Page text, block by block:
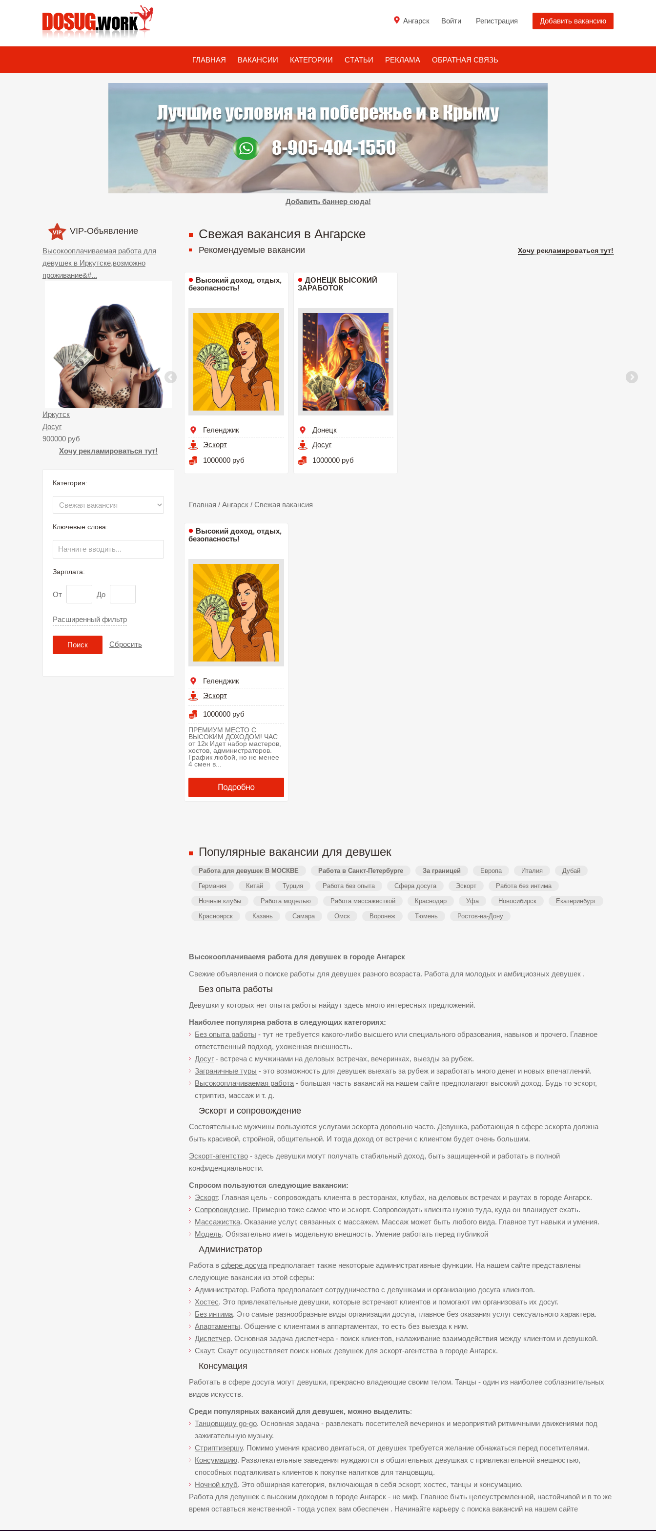
Добавить вакансию
Регистрация
Ангарск Войти
ГЛАВНАЯ ВАКАНСИИ КАТЕГОРИИ СТАТЬИ РЕКЛАМА ОБРАТНАЯ СВЯЗЬ
Добавить баннер сюда!
VIP-Объявление
Высокооплачиваемая работа для
девушек в Иркутске,возможно
проживание&#...
Иркутск
Досуг
900000 руб
Хочу рекламироваться тут!
Категория:
Ключевые слова:
Зарплата:
От До
Расширенный фильтр
Поиск Сбросить
Свежая вакансия в Ангарске
Рекомендуемые вакансии Хочу рекламироваться тут!
Высокий доход, отдых,
безопасность!
Геленджик
Эскорт
1000000 руб
ДОНЕЦК ВЫСОКИЙ
ЗАРАБОТОК
Донецк
Досуг
1000000 руб
Главная / Ангарск / Свежая вакансия
Высокий доход, отдых,
безопасность!
Геленджик
Эскорт
1000000 руб
ПРЕМИУМ МЕСТО С
ВЫСОКИМ ДОХОДОМ! ЧАС
от 12к Идет набор мастеров,
хостов, администраторов.
График любой, но не менее
4 смен в...
Популярные вакансии для девушек
Работа для девушек В МОСКВЕ Работа в Санкт-Петербурге За границей Европа Италия Дубай
Германия Китай Турция Работа без опыта Сфера досуга Эскорт Работа без интима
Ночные клубы Работа моделью Работа массажисткой Краснодар Уфа Новосибирск Екатеринбург
Красноярск Казань Самара Омск Воронеж Тюмень Ростов-на-Дону
Высокооплачиваемя работа для девушек в городе Ангарск
Свежие объявления о поиске работы для девушек разного возраста. Работа для молодых и амбициозных девушек .
Без опыта работы
Девушки у которых нет опыта работы найдут здесь много интересных предложений.
Наиболее популярна работа в следующих категориях:
Без опыта работы - тут не требуется какого-либо высшего или специального образования, навыков и прочего. Главное
ответственный подход, ухоженная внешность.
Досуг - встреча с мучжинами на деловых встречах, вечеринках, выезды за рубеж.
Заграничные туры - это возможность для девушек выехать за рубеж и заработать много денег и новых впечатлений.
Высокооплачиваемая работа - большая часть вакансий на нашем сайте предполагают высокий доход. Будь то эскорт,
стриптиз, массаж и т. д.
Эскорт и сопровождение
Состоятельные мужчины пользуются услугами эскорта довольно часто. Девушка, работающая в сфере эскорта должна
быть красивой, стройной, общительной. И тогда доход от встречи с клиентом будет очень большим.
Эскорт-агентство - здесь девушки могут получать стабильный доход, быть защищенной и работать в полной
конфиденциальности.
Спросом пользуются следующие вакансии:
Эскорт. Главная цель - сопровождать клиента в ресторанах, клубах, на деловых встречах и раутах в городе Ангарск.
Сопровождение. Примерно тоже самое что и эскорт. Сопровождать клиента нужно туда, куда он планирует ехать.
Массажистка. Оказание услуг, связанных с массажем. Массаж может быть любого вида. Главное тут навыки и умения.
Модель. Обязательно иметь модельную внешность. Умение работать перед публикой
Администратор
Работа в сфере досуга предполагает также некоторые административные функции. На нашем сайте представлены
следующие вакансии из этой сферы:
Администратор. Работа предполагает сотрудничество с девушками и организацию досуга клиентов.
Хостес. Это привлекательные девушки, которые встречают клиентов и помогают им организовать их досуг.
Без интима. Это самые разнообразные виды организации досуга, главное без оказания услуг сексуального характера.
Апартаменты. Общение с клиентами в аппартаментах, то есть без выезда к ним.
Диспетчер. Основная задача диспетчера - поиск клиентов, налаживание взаимодействия между клиентом и девушкой.
Скаут. Скаут осуществляет поиск новых девушек для эскорт-агентства в городе Ангарск.
Консумация
Работать в сфере досуга могут девушки, прекрасно владеющие своим телом. Танцы - один из наиболее соблазнительных
видов искусств.
Среди популярных вакансий для девушек, можно выделить:
Танцовщицу go-go. Основная задача - развлекать посетителей вечеринок и мероприятий ритмичными движениями под
зажигательную музыку.
Стриптизершу. Помимо умения красиво двигаться, от девушек требуется желание обнажаться перед посетителями.
Консумацию. Развлекательные заведения нуждаются в общительных девушках с привлекательной внешностью,
способных подталкивать клиентов к покупке напитков для танцовщиц.
Ночной клуб. Это обширная категория, включающая в себя эскорт, хостес, танцы и консумацию.
Работа для девушек с высоким доходом в городе Ангарск - не миф. Главное быть целеустремленной, настойчивой и в то же
время оставться женственной - тогда успех вам обеспечен . Начинайте карьеру с поиска вакансий на нашем сайте